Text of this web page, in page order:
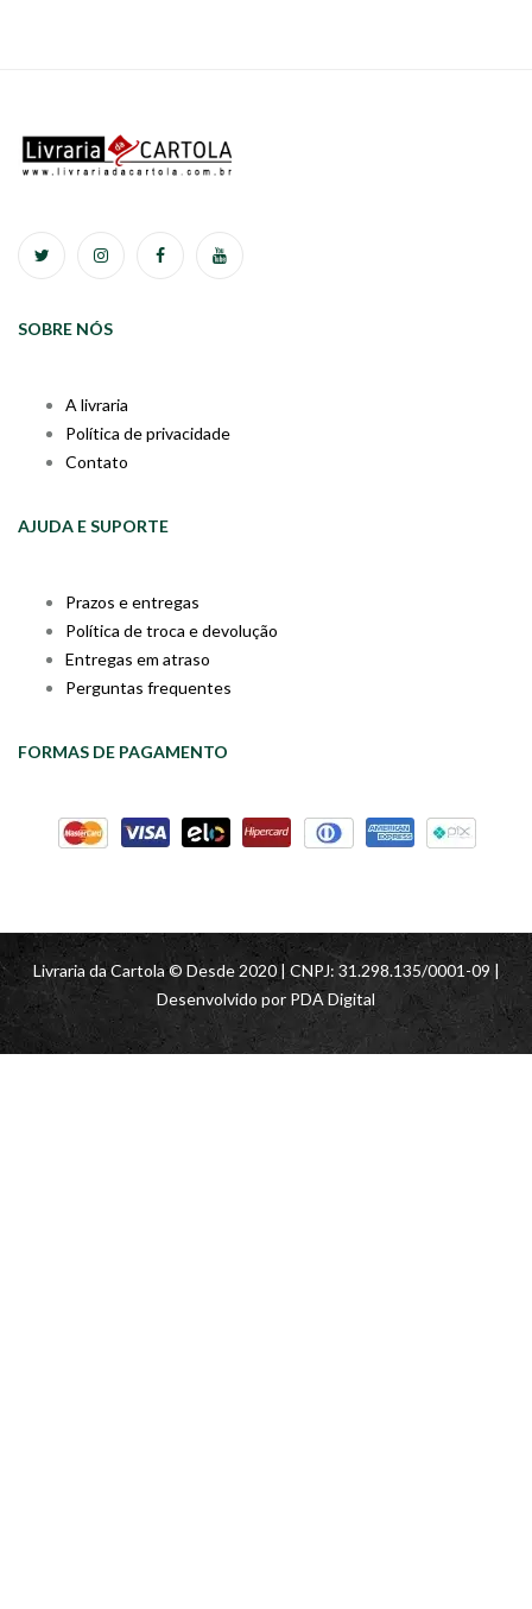
SOBRE NÓS
A livraria
Política de privacidade
Contato
AJUDA E SUPORTE
Prazos e entregas
Política de troca e devolução
Entregas em atraso
Perguntas frequentes
FORMAS DE PAGAMENTO
Livraria da Cartola © Desde 2020 | CNPJ: 31.298.135/0001-09 |
Desenvolvido por PDA Digital